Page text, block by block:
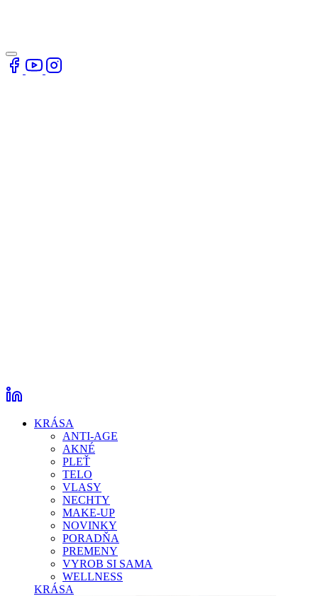
KRÁSA
ANTI-AGE
AKNÉ
PLEŤ
TELO
VLASY
NECHTY
MAKE-UP
NOVINKY
PORADŇA
PREMENY
VYROB SI SAMA
WELLNESS
KRÁSA